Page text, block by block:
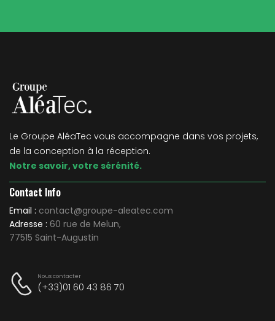
Le Groupe AléaTec vous accompagne dans vos projets,
de la conception à la réception.
Notre savoir, votre sérénité.
Contact Info
Email : contact@groupe-aleatec.com
Adresse : 60 rue de Melun,
77515 Saint-Augustin
Nous contacter
(+33)01 60 43 86 70